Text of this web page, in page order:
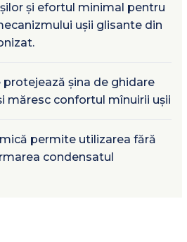
și efortul minimal pentru
ușii glisante din
protejează șina de ghidare
măresc confortul mînuirii ușii
permite utilizarea fără
condensatul